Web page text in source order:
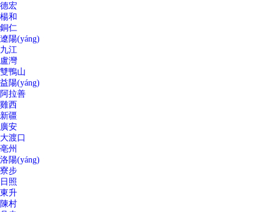
德宏
楊和
銅仁
遼陽(yáng)
九江
盧灣
雙鴨山
益陽(yáng)
阿拉善
雞西
新疆
廣安
大渡口
亳州
洛陽(yáng)
寮步
日照
東升
陳村